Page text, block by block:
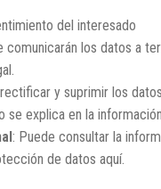
del interesado
comunicarán los datos a
y suprimir los
explica en la
: Puede consultar la
de datos aquí.